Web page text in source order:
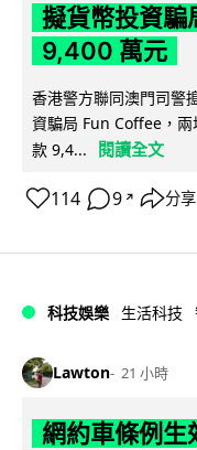
擬貨幣投資騙
9,400 萬元
香港警方聯同澳門司警
資騙局 Fun Coffee，
款 9,4...
閱讀全文
114 9 ↗ 分享
科技娛樂 生活科技
Lawton 21 小時
網約車條例生